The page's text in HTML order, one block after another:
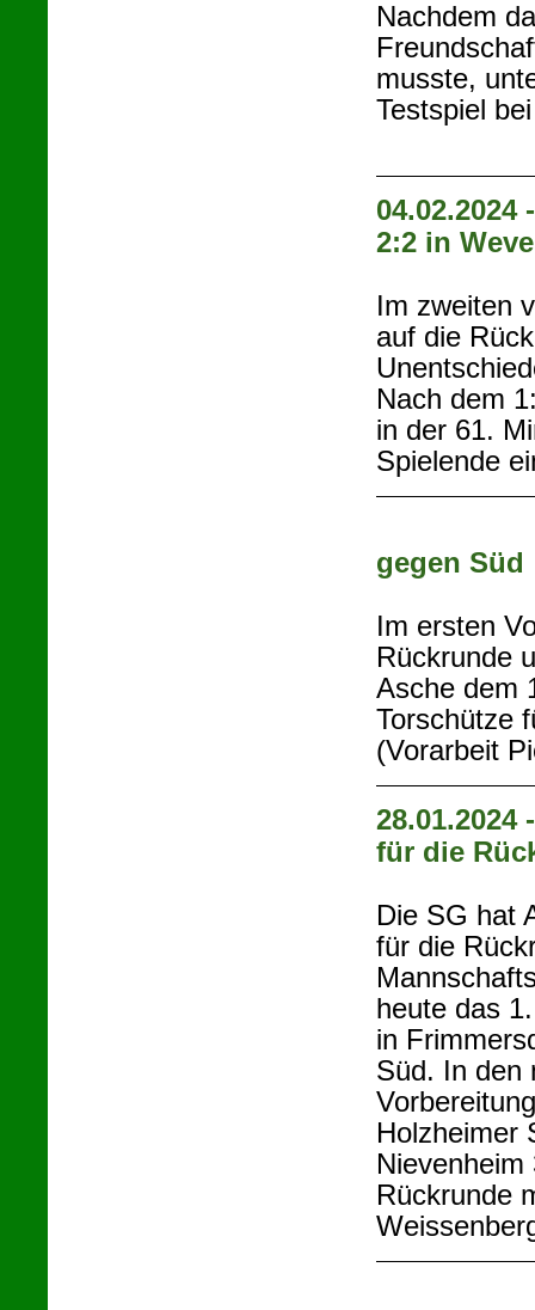
Nachdem
musste,
Testspiel
04.02.2024
2:2 in
Im zweiten
auf die
Nach dem
in der 61.
Spielende
gegen Süd
Im ersten
Rückrunde
Asche dem
Torschütze
(Vorarbeit
28.01.2024
für die
Die SG hat
für die
heute das
in
Süd. In den
Holzheimer
Rückrunde